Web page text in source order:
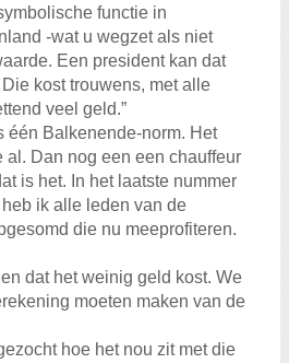
functie in
-wat u wegzet als niet
Een president kan dat
kost trouwens, met alle
veel geld.”
één Balkenende-norm. Het
al. Dan nog een een chauffeur
is het. In het laatste nummer
ik alle leden van de
die nu meeprofiteren.
dat het weinig geld kost. We
moeten maken van de
hoe het nou zit met die